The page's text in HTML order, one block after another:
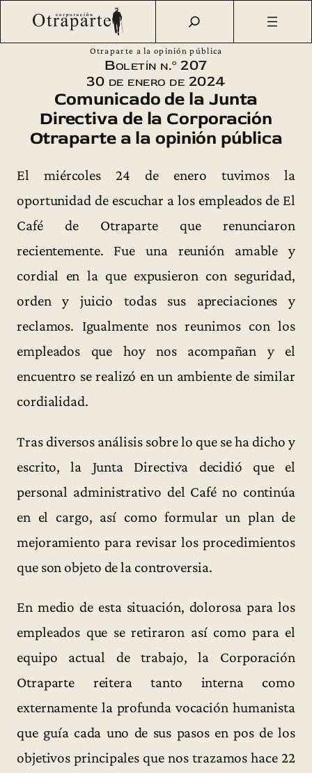
Saltar
Otraparte.org / Corporación Boletín/
Boletín n.º 207 –
Comunicado de la Junta Directiva de la Corporación
Otraparte a la opinión pública
Boletín n.º 207
30 de enero de 2024
Comunicado de la Junta
Directiva de la Corporación
Otraparte a la opinión pública
El miércoles 24 de enero tuvimos la
oportunidad de escuchar a los empleados de El
Café de Otraparte que renunciaron
recientemente. Fue una reunión amable y
cordial en la que expusieron con seguridad,
orden y juicio todas sus apreciaciones y
reclamos. Igualmente nos reunimos con los
empleados que hoy nos acompañan y el
encuentro se realizó en un ambiente de similar
cordialidad.
Tras diversos análisis sobre lo que se ha dicho y
escrito, la Junta Directiva decidió que el
personal administrativo del Café no continúa
en el cargo, así como formular un plan de
mejoramiento para revisar los procedimientos
que son objeto de la controversia.
En medio de esta situación, dolorosa para los
empleados que se retiraron así como para el
equipo actual de trabajo, la Corporación
Otraparte reitera tanto interna como
externamente la profunda vocación humanista
que guía cada uno de sus pasos en pos de los
objetivos principales que nos trazamos hace 22